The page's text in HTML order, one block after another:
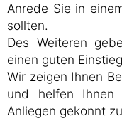
Anrede Sie in
sollten.
Des Weiteren
einen guten
Wir zeigen Ihnen
und helfen Ihnen
Anliegen gekonnt